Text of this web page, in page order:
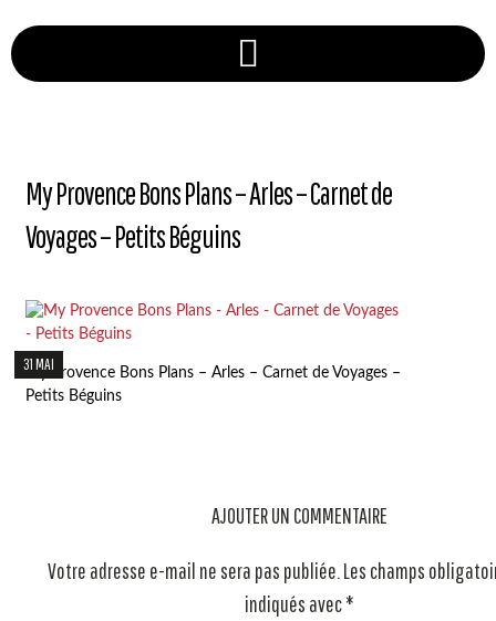
My Provence Bons Plans – Arles – Carnet de
Voyages – Petits Béguins
31 MAI
My Provence Bons Plans – Arles – Carnet de Voyages –
Petits Béguins
AJOUTER UN COMMENTAIRE
Votre adresse e-mail ne sera pas publiée.Les champs
indiqués avec*